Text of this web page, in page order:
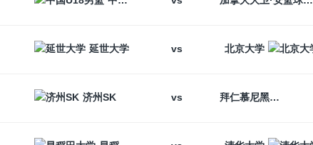
延世大学 vs 北京大学
济州SK vs 拜仁慕尼黑